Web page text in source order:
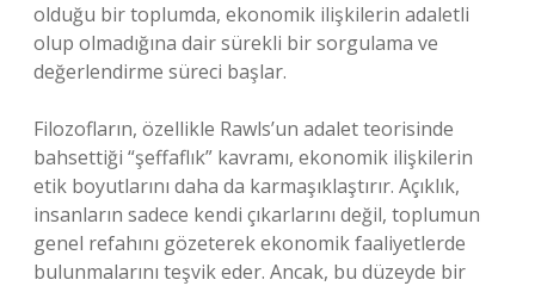
olduğu bir toplumda, ekonomik ilişkilerin adaletli
olup olmadığına dair sürekli bir sorgulama ve
değerlendirme süreci başlar.
Filozofların, özellikle Rawls’un adalet teorisinde
bahsettiği “şeffaflık” kavramı, ekonomik ilişkilerin
etik boyutlarını daha da karmaşıklaştırır. Açıklık,
insanların sadece kendi çıkarlarını değil, toplumun
genel refahını gözeterek ekonomik faaliyetlerde
bulunmalarını teşvik eder. Ancak, bu düzeyde bir